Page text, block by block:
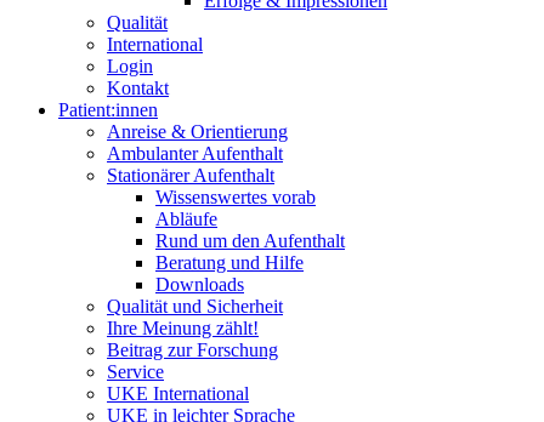
Qualität
International
Login
Kontakt
Patient:innen
Anreise & Orientierung
Ambulanter Aufenthalt
Stationärer Aufenthalt
Wissenswertes vorab
Abläufe
Rund um den Aufenthalt
Beratung und Hilfe
Downloads
Qualität und Sicherheit
Ihre Meinung zählt!
Beitrag zur Forschung
Service
UKE International
UKE in leichter Sprache